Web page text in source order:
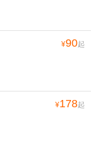
¥90起
¥178起